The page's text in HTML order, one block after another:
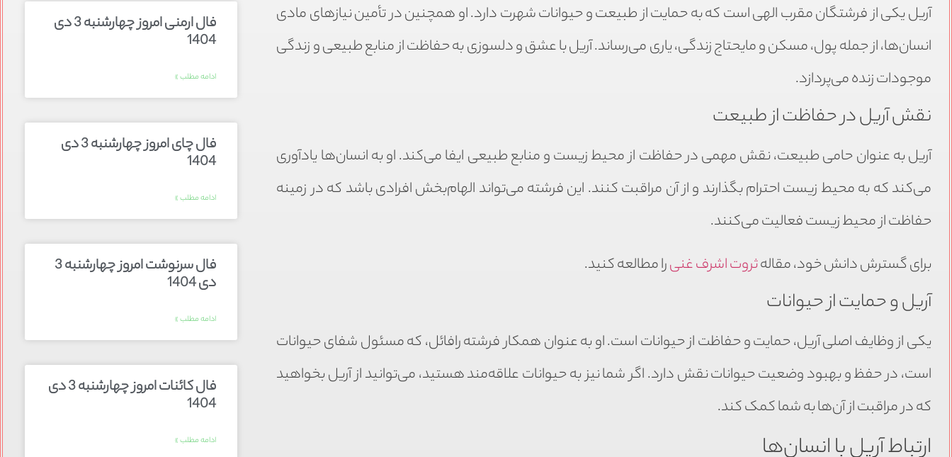
آریل یکی از فرشتگان مقرب الهی است که به حمایت از طبیعت و حیوانات شهرت دارد. او همچنین در تأمین نیازهای مادی
انسان‌ها، از جمله پول، مسکن و مایحتاج زندگی، یاری می‌رساند. آریل با عشق و دلسوزی به حفاظت از منابع طبیعی و زندگی
موجودات زنده می‌پردازد.
نقش آریل در حفاظت از طبیعت
آریل به عنوان حامی طبیعت، نقش مهمی در حفاظت از محیط زیست و منابع طبیعی ایفا می‌کند. او به انسان‌ها یادآوری
می‌کند که به محیط زیست احترام بگذارند و از آن مراقبت کنند. این فرشته می‌تواند الهام‌بخش افرادی باشد که در زمینه
حفاظت از محیط زیست فعالیت می‌کنند.
برای گسترش دانش خود، مقالهثروت اشرف غنیرا مطالعه کنید.
آریل و حمایت از حیوانات
یکی از وظایف اصلی آریل، حمایت و حفاظت از حیوانات است. او به عنوان همکار فرشته رافائل، که مسئول شفای حیوانات
است، در حفظ و بهبود وضعیت حیوانات نقش دارد. اگر شما نیز به حیوانات علاقه‌مند هستید، می‌توانید از آریل بخواهید
که در مراقبت از آن‌ها به شما کمک کند.
ارتباط آریل با انسان‌ها
فال ارمنی امروز چهارشنبه 3 دی
1404
ادامه مطلب »
فال چای امروز چهارشنبه 3 دی
1404
ادامه مطلب »
فال سرنوشت امروز چهارشنبه 3
دی 1404
ادامه مطلب »
فال کائنات امروز چهارشنبه 3 دی
1404
ادامه مطلب »